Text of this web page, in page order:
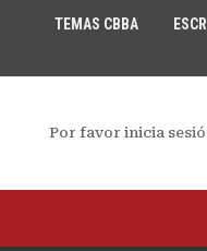
TEMAS CBBA
Por favor inicia